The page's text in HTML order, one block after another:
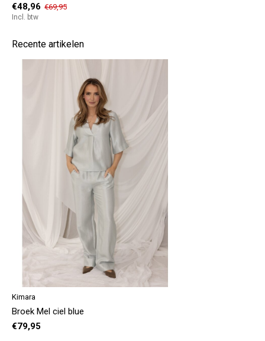
€48,96 €69,95
Incl. btw
Recente artikelen
Kimara
Broek Mel ciel blue
€79,95